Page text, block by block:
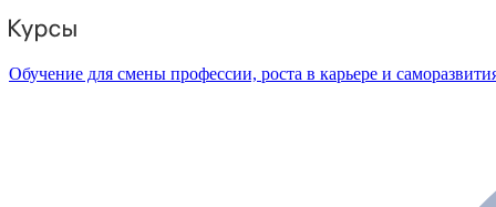
Обучение для смены профессии, роста в карьере и